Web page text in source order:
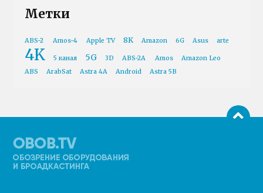
Метки
ABS-2 Amos-4 Apple TV 8K Amazon 6G Asus arte
4K 5 канал 5G 3D ABS-2A Amos
Amazon Leo
ABS
ArabSat Astra 4A Android Astra 5B